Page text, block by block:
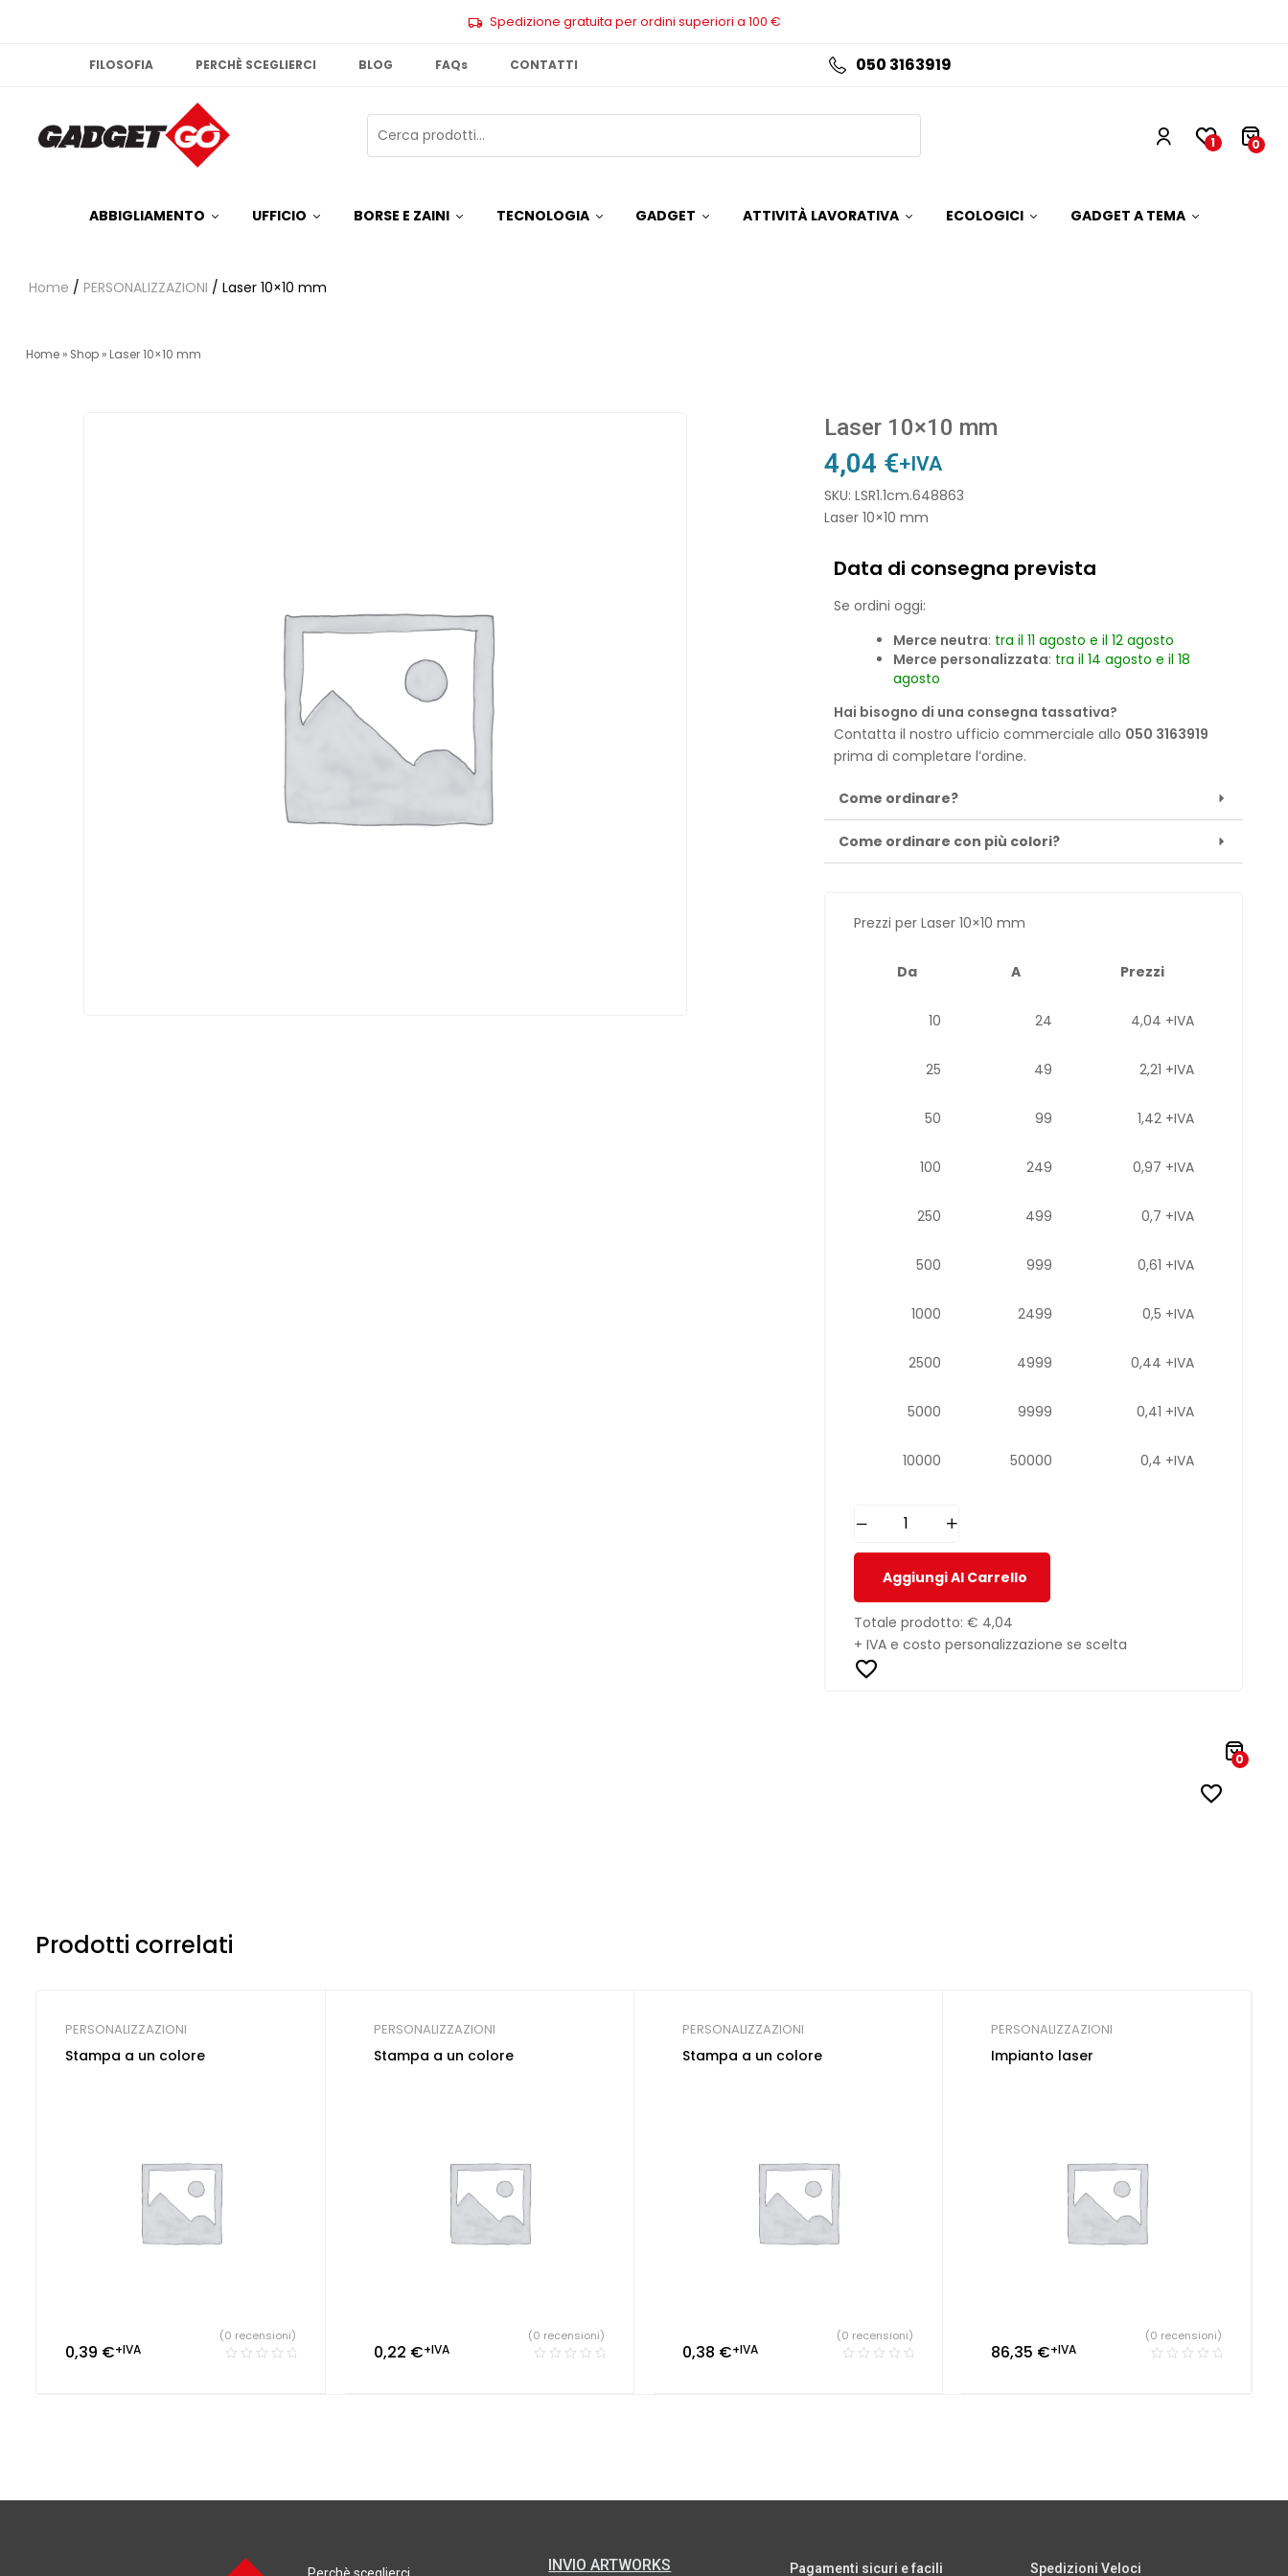
Spedizione gratuita per ordini superiori a 100 €
FILOSOFIA PERCHÈ SCEGLIERCI BLOG FAQs CONTATTI 050 3163919
1 0
ABBIGLIAMENTO UFFICIO BORSE E ZAINI TECNOLOGIA GADGET ATTIVITÀ LAVORATIVA ECOLOGICI GADGET A TEMA
Home / PERSONALIZZAZIONI / Laser 10×10 mm
Home » Shop » Laser 10×10 mm
Laser 10×10 mm
4,04 €+IVA
SKU: LSR1.1cm.648863
Laser 10×10 mm
Data di consegna prevista
Se ordini oggi:
Merce neutra: tra il 11 agosto e il 12 agosto
Merce personalizzata: tra il 14 agosto e il 18
agosto
Hai bisogno di una consegna tassativa?
Contatta il nostro ufficio commerciale allo 050 3163919
prima di completare l’ordine.
Come ordinare?
Come ordinare con più colori?
Prezzi per Laser 10×10 mm
Da A Prezzi
10 24 4,04 +IVA
25 49 2,21 +IVA
50 99 1,42 +IVA
100 249 0,97 +IVA
250 499 0,7 +IVA
500 999 0,61 +IVA
1000 2499 0,5 +IVA
2500 4999 0,44 +IVA
5000 9999 0,41 +IVA
10000 50000 0,4 +IVA
Aggiungi Al Carrello
Totale prodotto: € 4,04
+ IVA e costo personalizzazione se scelta
0
Prodotti correlati
PERSONALIZZAZIONI
Stampa a un colore
0,39 €+IVA
(0 recensioni)
PERSONALIZZAZIONI
Stampa a un colore
0,22 €+IVA
(0 recensioni)
PERSONALIZZAZIONI
Stampa a un colore
0,38 €+IVA
(0 recensioni)
PERSONALIZZAZIONI
Impianto laser
86,35 €+IVA
(0 recensioni)
INVIO ARTWORKS Pagamenti sicuri e facili Spedizioni Veloci